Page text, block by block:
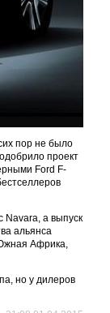
пор не было
проект
Ford F-
Navara, а выпуск
альянса
Африка,
но у дилеров